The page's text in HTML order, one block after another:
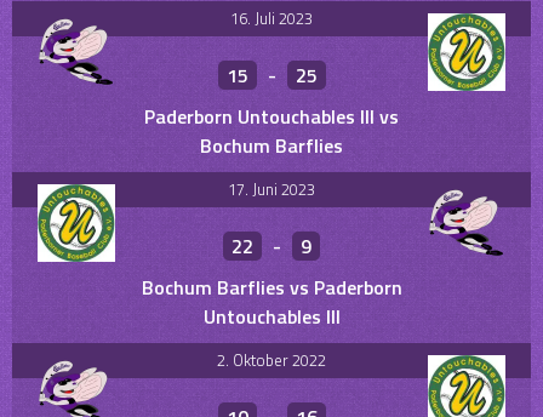
16. Juli 2023
15 -
25
Paderborn Untouchables III vs
Bochum Barflies
17. Juni 2023
22 -
9
Bochum Barflies vs Paderborn
Untouchables III
2. Oktober 2022